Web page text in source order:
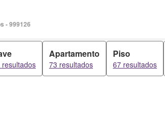
- 999126
resultados
Apartamento
73 resultados
Piso
67 resultados